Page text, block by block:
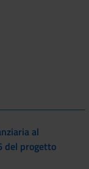
al
del progetto